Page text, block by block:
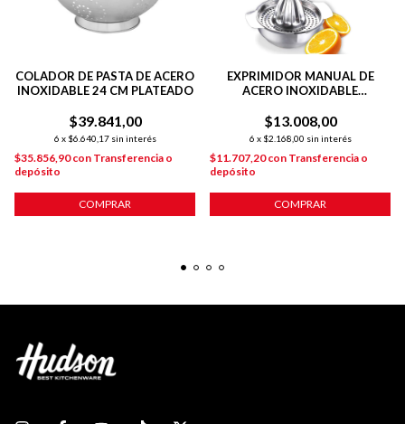
COLADOR DE PASTA DE ACERO
INOXIDABLE 24 CM PLATEADO
$39.841,00
6 x $6.640,17 sin interés
$35.856,90con Transferencia o
depósito
COMPRAR
EXPRIMIDOR MANUAL DE
ACERO INOXIDABLE
$13.008,00
6 x $2.168,00 sin interés
$11.707,20con Transferencia o
depósito
COMPRAR